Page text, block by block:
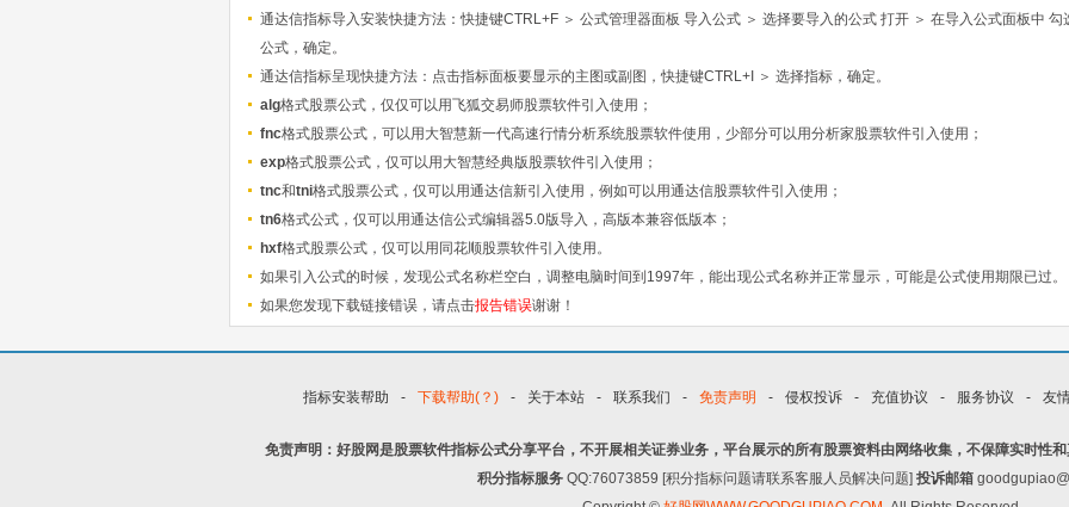
通达信指标导入安装快捷方法：快捷键CTRL+F ＞ 公式管理器面板 导入公式 ＞ 选择要导入的公式 打开 ＞ 在导入公式面板中 勾
公式，确定。
通达信指标呈现快捷方法：点击指标面板要显示的主图或副图，快捷键CTRL+I ＞ 选择指标，确定。
alg格式股票公式，仅仅可以用飞狐交易师股票软件引入使用；
fnc格式股票公式，可以用大智慧新一代高速行情分析系统股票软件使用，少部分可以用分析家股票软件引入使用；
exp格式股票公式，仅可以用大智慧经典版股票软件引入使用；
tnc和tni格式股票公式，仅可以用通达信新引入使用，例如可以用通达信股票软件引入使用；
tn6格式公式，仅可以用通达信公式编辑器5.0版导入，高版本兼容低版本；
hxf格式股票公式，仅可以用同花顺股票软件引入使用。
如果引入公式的时候，发现公式名称栏空白，调整电脑时间到1997年，能出现公式名称并正常显示，可能是公式使用期限已过。
如果您发现下载链接错误，请点击报告错误谢谢！
指标安装帮助 - 下载帮助(？) - 关于本站 - 联系我们 - 免责声明 - 侵权投诉 - 充值协议 - 服务协议 - 友
免责声明：好股网是股票软件指标公式分享平台，不开展相关证券业务，平台展示的所有股票资料由网络收集，不保障实时性
积分指标服务 QQ:76073859 [积分指标问题请联系客服人员解决问题] 投诉邮箱